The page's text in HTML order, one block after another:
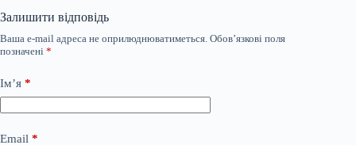
Залишити відповідь
Ваша e-mail адреса не оприлюднюватиметься. Обов’язкові поля
позначені *
Ім’я *
Email *